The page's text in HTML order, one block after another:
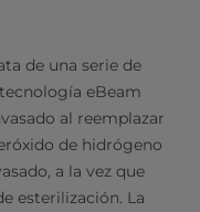
de una serie de
eBeam
al reemplazar
de hidrógeno
a la vez que
esterilización. La